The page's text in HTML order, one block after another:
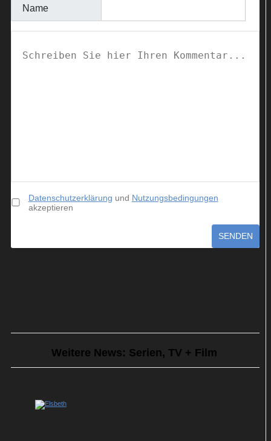
Name
Datenschutzerklärung und Nutzungsbedingungen
akzeptieren
SENDEN
Weitere News: Serien, TV + Film